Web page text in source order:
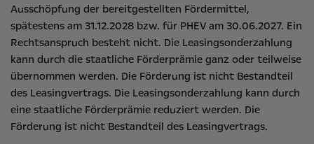
Ausschöpfung der bereitgestellten Fördermittel,
spätestens am 31.12.2028 bzw. für PHEV am 30.06.2027. Ein
Rechtsanspruch besteht nicht​. Die Leasingsonderzahlung
kann durch die staatliche Förderprämie ganz oder teilweise
übernommen werden. Die Förderung ist nicht Bestandteil
des Leasingvertrags. Die Leasingsonderzahlung kann durch
eine staatliche Förderprämie reduziert werden. Die
Förderung ist nicht Bestandteil des Leasingvertrags.